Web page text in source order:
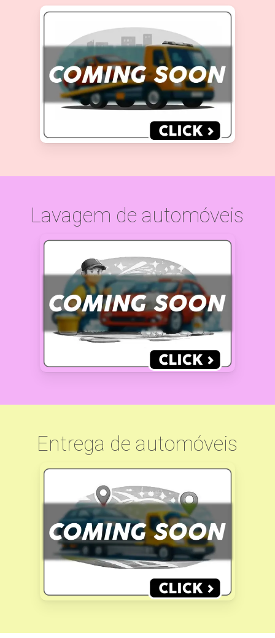
Lavagem de automóveis
Entrega de automóveis